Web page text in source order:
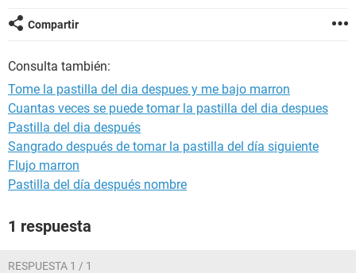
Compartir
Consulta también:
Tome la pastilla del dia despues y me bajo marron
Cuantas veces se puede tomar la pastilla del dia despues
Pastilla del dia después
Sangrado después de tomar la pastilla del día siguiente
Flujo marron
Pastilla del día después nombre
1 respuesta
RESPUESTA 1 / 1